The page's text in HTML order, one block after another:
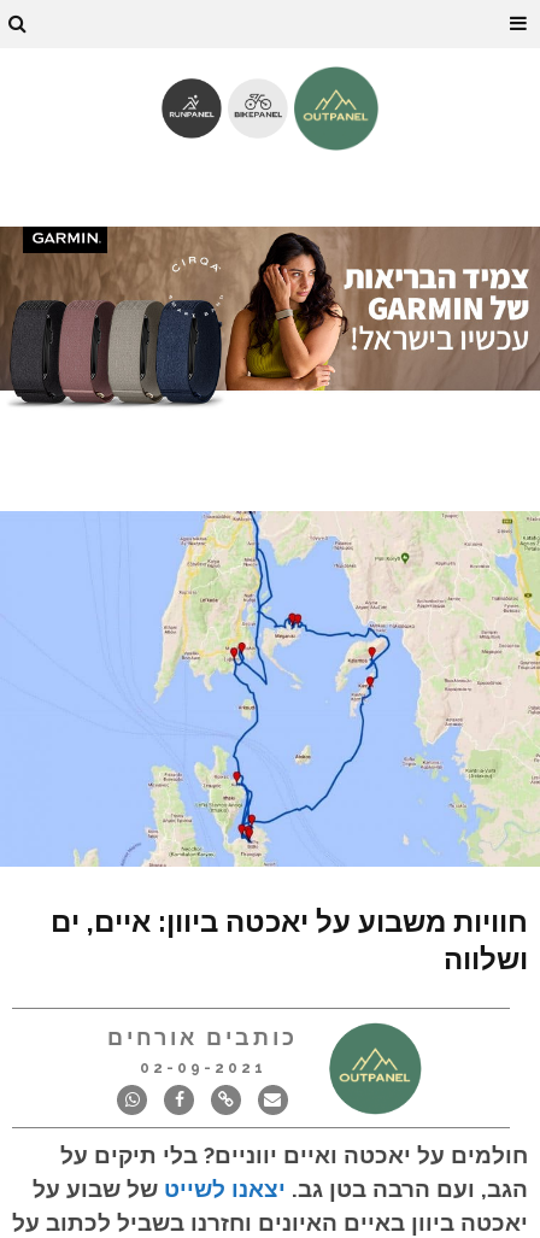
חוויות משבוע על יאכטה ביוון: איים, ים
ושלווה
כותבים אורחים
02-09-2021
חולמים על יאכטה ואיים יווניים? בלי תיקים על
הגב, ועם הרבה בטן גב. יצאנו לשייט של שבוע על
יאכטה ביוון באיים האיונים וחזרנו בשביל לכתוב על